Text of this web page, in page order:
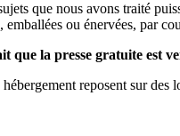
que nous avons traité
ou énervées, par
que la presse gratuite est
reposent sur